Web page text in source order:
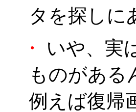
タを探しに
・
いや、実
ものがある
例えば復帰